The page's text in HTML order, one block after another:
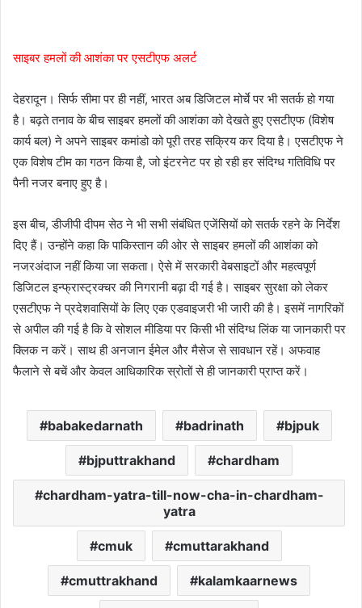
साइबर हमलों की आशंका पर एसटीएफ अलर्ट
देहरादून। सिर्फ सीमा पर ही नहीं, भारत अब डिजिटल मोर्चे पर भी सतर्क हो गया
है। बढ़ते तनाव के बीच साइबर हमलों की आशंका को देखते हुए एसटीएफ (विशेष
कार्य बल) ने अपने साइबर कमांडो को पूरी तरह सक्रिय कर दिया है। एसटीएफ ने
एक विशेष टीम का गठन किया है, जो इंटरनेट पर हो रही हर संदिग्ध गतिविधि पर
पैनी नजर बनाए हुए है।
इस बीच, डीजीपी दीपम सेठ ने भी सभी संबंधित एजेंसियों को सतर्क रहने के निर्देश
दिए हैं। उन्होंने कहा कि पाकिस्तान की ओर से साइबर हमलों की आशंका को
नजरअंदाज नहीं किया जा सकता। ऐसे में सरकारी वेबसाइटों और महत्वपूर्ण
डिजिटल इन्फ्रास्ट्रक्चर की निगरानी बढ़ा दी गई है। साइबर सुरक्षा को लेकर
एसटीएफ ने प्रदेशवासियों के लिए एक एडवाइजरी भी जारी की है। इसमें नागरिकों
से अपील की गई है कि वे सोशल मीडिया पर किसी भी संदिग्ध लिंक या जानकारी पर
क्लिक न करें। साथ ही अनजान ईमेल और मैसेज से सावधान रहें। अफवाह
फैलाने से बचें और केवल आधिकारिक स्रोतों से ही जानकारी प्राप्त करें।
babakedarnath badrinath bjpuk
bjputtrakhand chardham
chardham-yatra-till-now-cha-in-chardham-
yatra
cmuk cmuttarakhand
cmuttrakhand kalamkaarnews